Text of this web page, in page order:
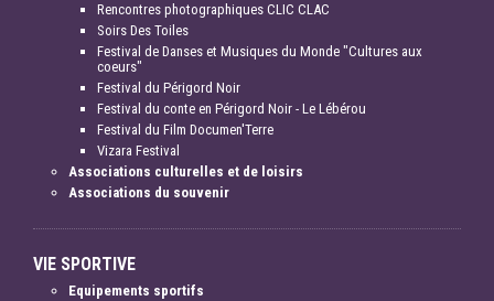
Rencontres photographiques CLIC CLAC
Soirs Des Toiles
Festival de Danses et Musiques du Monde "Cultures aux
coeurs"
Festival du Périgord Noir
Festival du conte en Périgord Noir - Le Lébérou
Festival du Film Documen'Terre
Vizara Festival
Associations culturelles et de loisirs
Associations du souvenir
VIE SPORTIVE
Equipements sportifs